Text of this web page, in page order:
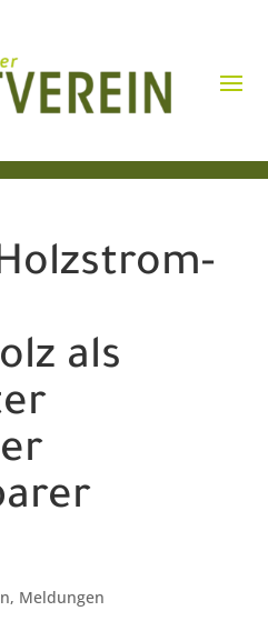
als
, Meldungen